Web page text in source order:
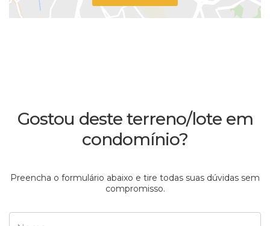
Gostou deste terreno/lote em
condomínio?
Preencha o formulário abaixo e tire todas suas dúvidas sem
compromisso.